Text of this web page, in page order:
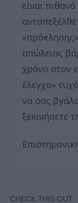
είναι
απώλειας
χρόνο στον
έλεγχο»
να σας
ξεκινήσετε